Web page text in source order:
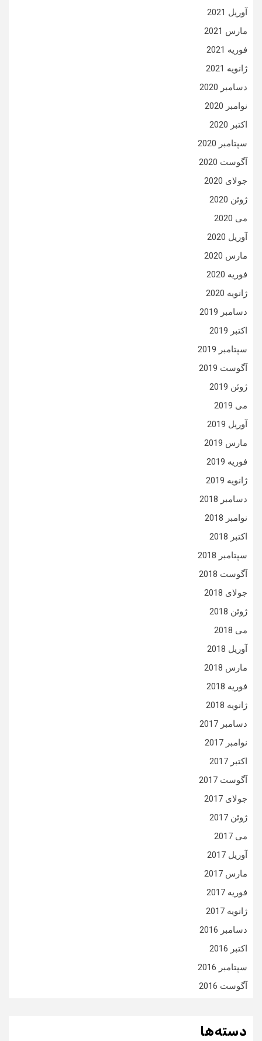
آوریل 2021
مارس 2021
فوریه 2021
ژانویه 2021
دسامبر 2020
نوامبر 2020
اکتبر 2020
سپتامبر 2020
آگوست 2020
جولای 2020
ژوئن 2020
می 2020
آوریل 2020
مارس 2020
فوریه 2020
ژانویه 2020
دسامبر 2019
اکتبر 2019
سپتامبر 2019
آگوست 2019
ژوئن 2019
می 2019
آوریل 2019
مارس 2019
فوریه 2019
ژانویه 2019
دسامبر 2018
نوامبر 2018
اکتبر 2018
سپتامبر 2018
آگوست 2018
جولای 2018
ژوئن 2018
می 2018
آوریل 2018
مارس 2018
فوریه 2018
ژانویه 2018
دسامبر 2017
نوامبر 2017
اکتبر 2017
آگوست 2017
جولای 2017
ژوئن 2017
می 2017
آوریل 2017
مارس 2017
فوریه 2017
ژانویه 2017
دسامبر 2016
اکتبر 2016
سپتامبر 2016
آگوست 2016
دسته‌ها